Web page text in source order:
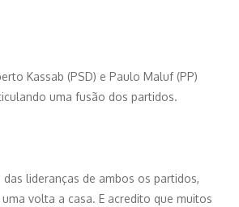
Kassab (PSD) e Paulo Maluf (PP)
uma fusão dos partidos.
das lideranças de ambos os partidos,
volta a casa. E acredito que muitos